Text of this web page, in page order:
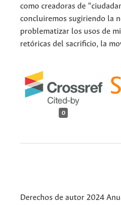
como creadoras de
concluiremos sugiriendo la
problematizar los usos de
retóricas del sacrificio, la
0
Derechos de autor 2024